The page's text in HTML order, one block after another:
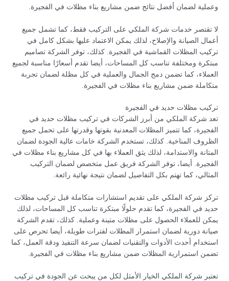
وعملية لضمان أفضل نتائج ضمن مشاريع بناء مظلات في الفجيرة.
لا تقتصر خدمات شركة الملكي على التركيب فقط، كما تشمل جميع
أعمال الصيانة والإصلاح، لذلك يمكن الاعتماد عليها بشكل كامل في
تركيب المظلات القماشية في الفجيرة. كذلك، توفر الشركة تصاميم
مبتكرة ومختلفة تناسب كل المساحات، أيضا تقدم أسعارًا مناسبة لجميع
العملاء، كما تضمن دمج الجمال والعملية في كل مظلة لضمان تجربة
متكاملة ضمن مشاريع بناء مظلات في الفجيرة.
تركيب مظلات حديد في الفجيرة
تعد شركة الملكي من أبرز الشركات في تركيب مظلات حديد في
الفجيرة، كما تتميز المظلات المعدنية بقوتها وقدرتها على تحمل جميع
الظروف المناخية. كذلك، تستخدم الشركة خامات عالية الجودة لضمان
المتانة والاستدامة، لذلك يثق العملاء بها في كل مشاريع بناء مظلات في
الفجيرة. أيضا، توفر الشركة فريق عمل متخصص لضمان التركيب
المثالي، كما تهتم بكل التفاصيل لضمان نتيجة نهائية رائعة.
تركز شركة الملكي على تقديم استشارات متكاملة قبل تركيب مظلات
حديد في الفجيرة، كما تقدم حلولًا مبتكرة تناسب كل المساحات، لذلك
يمكن للعملاء الحصول على مظلات متينة وعملية. كذلك، تقدم الشركة
صيانة دورية لضمان استمرار المظلات لفترات طويلة، أيضا تحرص على
استخدام أحدث الأدوات والتقنيات لضمان سرعة التنفيذ ودقة العمل، كما
تضمن استمرارية المظلات ضمن مشاريع بناء مظلات في الفجيرة.
تعتبر شركة الملكي الخيار الأمثل لكل من يبحث عن الجودة في تركيب